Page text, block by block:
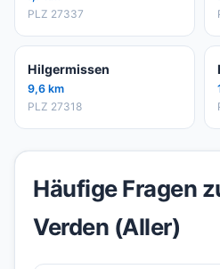
PLZ 27337
Hilgermissen
9,6 km
PLZ 27318
Häufige Fragen
Verden (Aller)